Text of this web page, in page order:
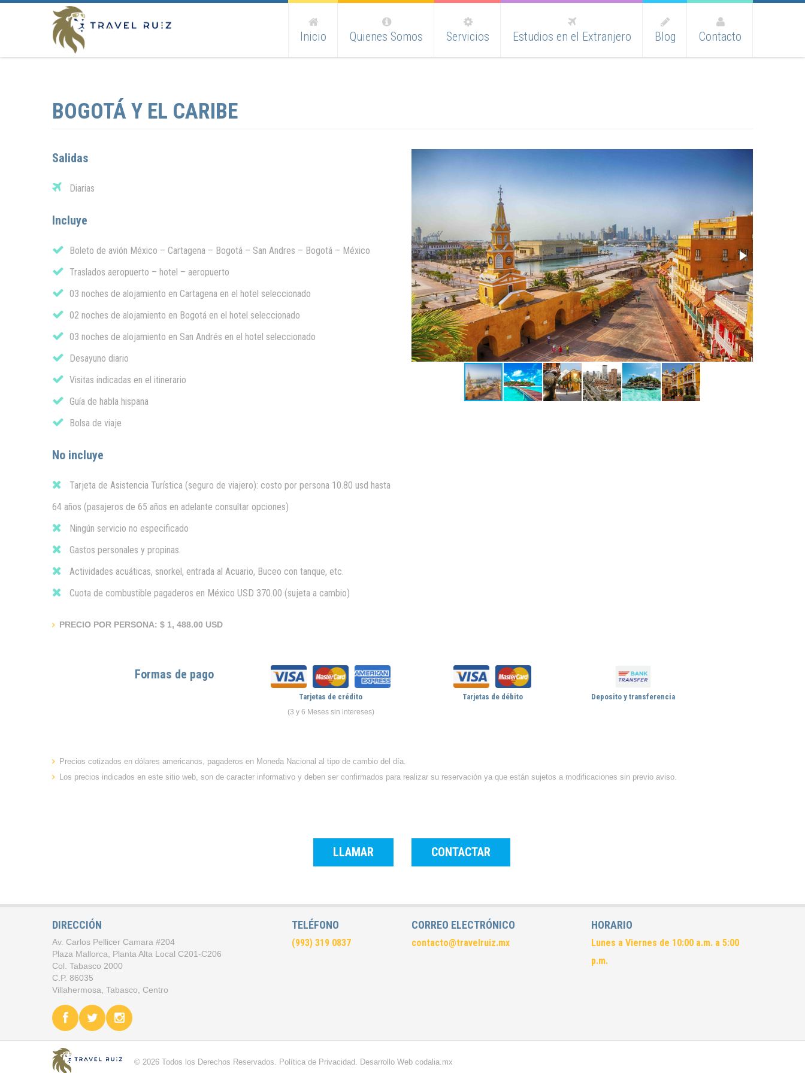
Inicio Quienes Somos Servicios Estudios en el Extranjero Blog Contacto
BOGOTÁ Y EL CARIBE
Salidas
Diarias
Incluye
Boleto de avión México – Cartagena – Bogotá – San Andres – Bogotá – México
Traslados aeropuerto – hotel – aeropuerto
03 noches de alojamiento en Cartagena en el hotel seleccionado
02 noches de alojamiento en Bogotá en el hotel seleccionado
03 noches de alojamiento en San Andrés en el hotel seleccionado
Desayuno diario
Visitas indicadas en el itinerario
Guía de habla hispana
Bolsa de viaje
No incluye
Tarjeta de Asistencia Turística (seguro de viajero): costo por persona 10.80 usd hasta
64 años (pasajeros de 65 años en adelante consultar opciones)
Ningún servicio no especificado
Gastos personales y propinas.
Actividades acuáticas, snorkel, entrada al Acuario, Buceo con tanque, etc.
Cuota de combustible pagaderos en México USD 370.00 (sujeta a cambio)
PRECIO POR PERSONA: $ 1, 488.00 USD
Formas de pago
Tarjetas de crédito
(3 y 6 Meses sin intereses)
Tarjetas de débito Deposito y transferencia
Precios cotizados en dólares americanos, pagaderos en Moneda Nacional al tipo de cambio del día.
Los precios indicados en este sitio web, son de caracter informativo y deben ser confirmados para realizar su reservación ya que están sujetos a modificaciones sin previo aviso.
LLAMAR CONTACTAR
DIRECCIÓN
Av. Carlos Pellicer Camara #204
Plaza Mallorca, Planta Alta Local C201-C206
Col. Tabasco 2000
C.P. 86035
Villahermosa, Tabasco, Centro
TELÉFONO
(993) 319 0837
CORREO ELECTRÓNICO
contacto@travelruiz.mx
HORARIO
Lunes a Viernes de 10:00 a.m. a 5:00
p.m.
© 2026Todos los Derechos Reservados. Política de Privacidad. Desarrollo Webcodalia.mx